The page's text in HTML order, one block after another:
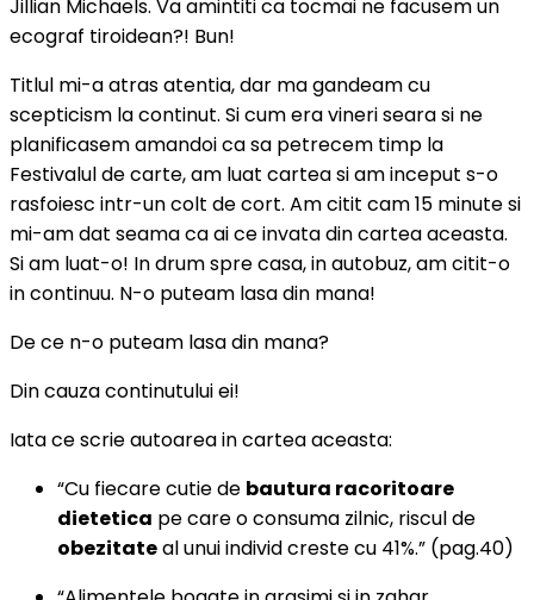
Jillian Michaels. Va amintiti ca tocmai ne facusem un
ecograf tiroidean?! Bun!
Titlul mi-a atras atentia, dar ma gandeam cu
scepticism la continut. Si cum era vineri seara si ne
planificasem amandoi ca sa petrecem timp la
Festivalul de carte, am luat cartea si am inceput s-o
rasfoiesc intr-un colt de cort. Am citit cam 15 minute si
mi-am dat seama ca ai ce invata din cartea aceasta.
Si am luat-o! In drum spre casa, in autobuz, am citit-o
in continuu. N-o puteam lasa din mana!
De ce n-o puteam lasa din mana?
Din cauza continutului ei!
Iata ce scrie autoarea in cartea aceasta:
“Cu fiecare cutie de bautura racoritoare
dietetica pe care o consuma zilnic, riscul de
obezitateal unui individ creste cu 41%.” (pag.40)